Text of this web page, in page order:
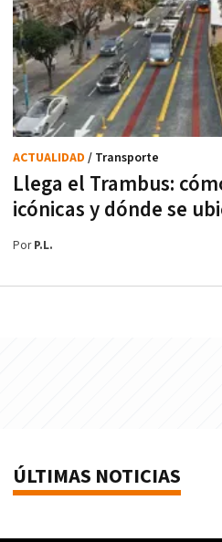
Llega el Trambus:
icónicas y dónde se
ACTUALIDAD / Transporte
PorP.L.
ÚLTIMAS NOTICIAS